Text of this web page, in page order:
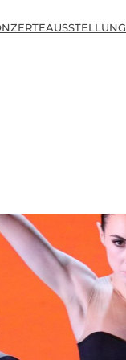
AUSSTELLUNG